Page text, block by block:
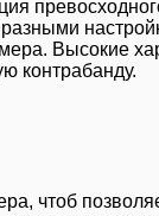
Высокие
контрабанду.
чтоб